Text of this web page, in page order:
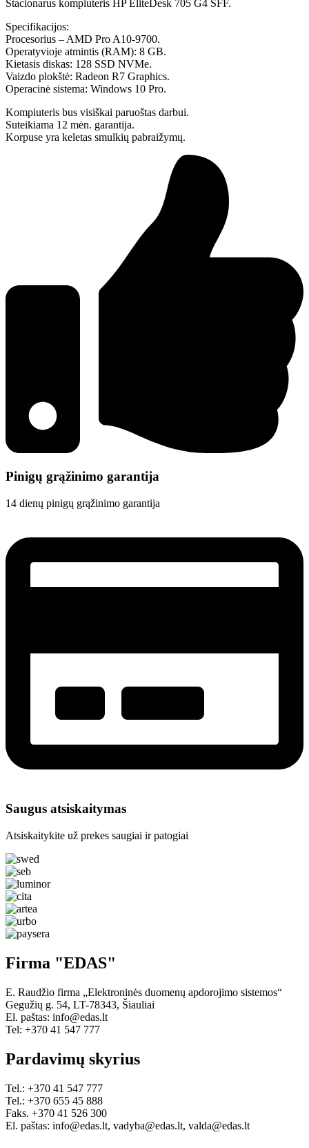
Stacionarus kompiuteris HP EliteDesk 705 G4 SFF.
Specifikacijos:
Procesorius – AMD Pro A10-9700.
Operatyvioje atmintis (RAM): 8 GB.
Kietasis diskas: 128 SSD NVMe.
Vaizdo plokštė: Radeon R7 Graphics.
Operacinė sistema: Windows 10 Pro.
Kompiuteris bus visiškai paruoštas darbui.
Suteikiama 12 mėn. garantija.
Korpuse yra keletas smulkių pabraižymų.
Pinigų grąžinimo garantija
14 dienų pinigų grąžinimo garantija
Saugus atsiskaitymas
Atsiskaitykite už prekes saugiai ir patogiai
Firma "EDAS"
E. Raudžio firma „Elektroninės duomenų apdorojimo sistemos“
Gegužių g. 54, LT-78343, Šiauliai
El. paštas: info@edas.lt
Tel: +370 41 547 777
Pardavimų skyrius
Tel.: +370 41 547 777
Tel.: +370 655 45 888
Faks. +370 41 526 300
El. paštas: info@edas.lt, vadyba@edas.lt, valda@edas.lt